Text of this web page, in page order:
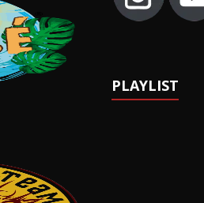
PLAYLIST